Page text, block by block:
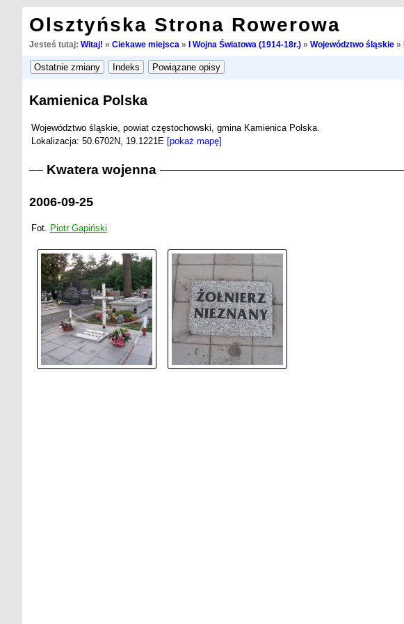
Olsztyńska Strona Rowerowa
Jesteś tutaj: Witaj! » Ciekawe miejsca » I Wojna Światowa (1914-18r.)» Województwo śląskie»
Kamienica Polska
Województwo śląskie, powiat częstochowski, gmina Kamienica Polska.
Lokalizacja: 50.6702N, 19.1221E [pokaż mapę]
Kwatera wojenna
2006-09-25
Fot. Piotr Gapiński